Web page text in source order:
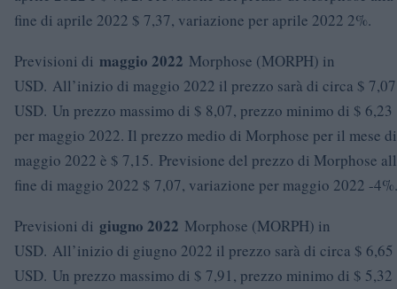
fine di aprile 2022 $ 7,37, variazione per aprile 2022 2%.
Previsioni di maggio 2022 Morphose (MORPH) in
USD. All’inizio di maggio 2022 il prezzo sarà di circa $ 7,07
USD. Un prezzo massimo di $ 8,07, prezzo minimo di $ 6,23
per maggio 2022. Il prezzo medio di Morphose per il mese di
maggio 2022 è $ 7,15. Previsione del prezzo di Morphose
fine di maggio 2022 $ 7,07, variazione per maggio 2022 -4%.
Previsioni di giugno 2022 Morphose (MORPH) in
USD. All’inizio di giugno 2022 il prezzo sarà di circa $ 6,65
USD. Un prezzo massimo di $ 7,91, prezzo minimo di $ 5,32